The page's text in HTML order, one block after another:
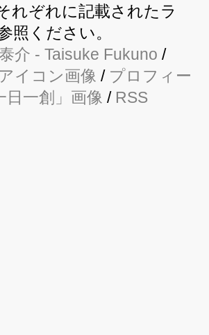
れぞれに記載されたラ
照ください。
介 - Taisuke Fukuno /
アイコン画像 / プロフィー
日一創」画像 / RSS